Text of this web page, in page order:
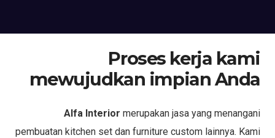
Proses kerja kami
mewujudkan impian Anda
Alfa Interior merupakan jasa yang menangani
pembuatan kitchen set dan furniture custom lainnya. Kami